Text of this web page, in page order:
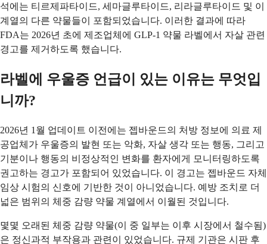
석에는 티르제파타이드, 세마글루타이드, 리라글루타이드 및 이
계열의 다른 약물들이 포함되었습니다. 이러한 결과에 따라
FDA는 2026년 초에 제조업체에 GLP-1 약물 라벨에서 자살 관련
경고를 제거하도록 했습니다.
라벨에 우울증 언급이 있는 이유는 무엇입
니까?
2026년 1월 업데이트 이전에는 젭바운드의 처방 정보에 의료 제
공업체가 우울증의 발현 또는 악화, 자살 생각 또는 행동, 그리고
기분이나 행동의 비정상적인 변화를 환자에게 모니터링하도록
권고하는 경고가 포함되어 있었습니다. 이 경고는 젭바운드 자체
임상 시험의 신호에 기반한 것이 아니었습니다. 예방 조치로 더
넓은 범위의 체중 감량 약물 계열에서 이월된 것입니다.
몇몇 오래된 체중 감량 약물(이 중 일부는 이후 시장에서 철수됨)
은 정신과적 부작용과 관련이 있었습니다. 규제 기관은 시판 후